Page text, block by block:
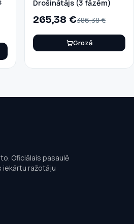
Drošinātājs (3 fāzēm)
265,38 €386,38€
Grozā
Oficiālais pasaulē
ražotāju